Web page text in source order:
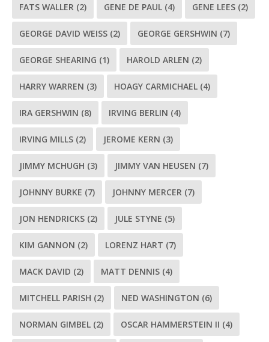
FATS WALLER (2) GENE DE PAUL (4) GENE LEES (2)
GEORGE DAVID WEISS (2) GEORGE GERSHWIN (7)
GEORGE SHEARING (1) HAROLD ARLEN (2)
HARRY WARREN (3) HOAGY CARMICHAEL (4)
IRA GERSHWIN (8) IRVING BERLIN (4)
IRVING MILLS (2) JEROME KERN (3)
JIMMY MCHUGH (3) JIMMY VAN HEUSEN (7)
JOHNNY BURKE (7) JOHNNY MERCER (7)
JON HENDRICKS (2) JULE STYNE (5)
KIM GANNON (2) LORENZ HART (7)
MACK DAVID (2) MATT DENNIS (4)
MITCHELL PARISH (2) NED WASHINGTON (6)
NORMAN GIMBEL (2) OSCAR HAMMERSTEIN II (4)